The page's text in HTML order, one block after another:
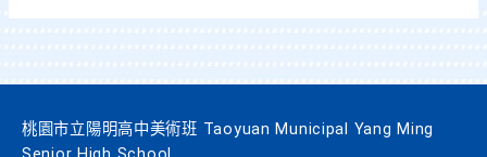
桃園市立陽明高中美術班 Taoyuan Municipal Yang Ming